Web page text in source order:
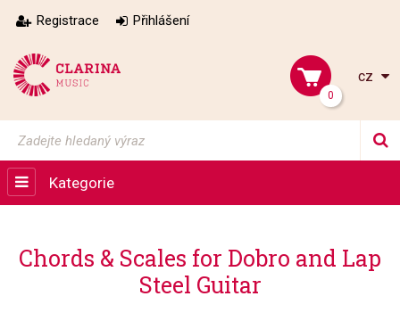
Registrace Přihlášení
0
cz
Kategorie
Chords & Scales for Dobro and Lap
Steel Guitar